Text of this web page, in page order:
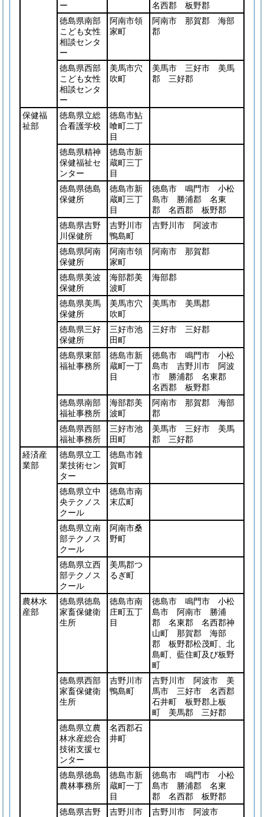
ー
名西郡 板野郡
徳島県南部
こども女性
相談センタ
ー
阿南市領
家町
阿南市 那賀郡 海部
郡
徳島県西部
こども女性
相談センタ
ー
美馬市穴
吹町
美馬市 三好市 美馬
郡 三好郡
保健福
祉部
徳島県立総
合看護学校
徳島市鮎
喰町二丁
目
徳島県精神
保健福祉セ
ンター
徳島市新
蔵町三丁
目
徳島県徳島
保健所
徳島市新
蔵町三丁
目
徳島市 鳴門市 小松
島市 勝浦郡 名東
郡 名西郡 板野郡
徳島県吉野
川保健所
吉野川市
鴨島町
吉野川市 阿波市
徳島県阿南
保健所
阿南市領
家町
阿南市 那賀郡
徳島県美波
保健所
海部郡美
波町
海部郡
徳島県美馬
保健所
美馬市穴
吹町
美馬市 美馬郡
徳島県三好
保健所
三好市池
田町
三好市 三好郡
徳島県東部
福祉事務所
徳島市新
蔵町一丁
目
徳島市 鳴門市 小松
島市 吉野川市 阿波
市 勝浦郡 名東郡
名西郡 板野郡
徳島県南部
福祉事務所
海部郡美
波町
阿南市 那賀郡 海部
郡
徳島県西部
福祉事務所
三好市池
田町
美馬市 三好市 美馬
郡 三好郡
経済産
業部
徳島県立工
業技術セン
ター
徳島市雑
賀町
徳島県立中
央テクノス
クール
徳島市南
末広町
徳島県立南
部テクノス
クール
阿南市桑
野町
徳島県立西
部テクノス
クール
美馬郡つ
るぎ町
農林水
産部
徳島県徳島
家畜保健衛
生所
徳島市南
庄町五丁
目
徳島市 鳴門市 小松
島市 阿南市 勝浦
郡 名東郡 名西郡神
山町 那賀郡 海部
郡 板野郡松茂町、北
島町、藍住町及び板野
町
徳島県西部
家畜保健衛
生所
吉野川市
鴨島町
吉野川市 阿波市 美
馬市 三好市 名西郡
石井町 板野郡上板
町 美馬郡 三好郡
徳島県立農
林水産総合
技術支援セ
ンター
名西郡石
井町
徳島県徳島
農林事務所
徳島市新
蔵町一丁
目
徳島市 鳴門市 小松
島市 勝浦郡 名東
郡 名西郡 板野郡
徳島県吉野
吉野川市
吉野川市 阿波市